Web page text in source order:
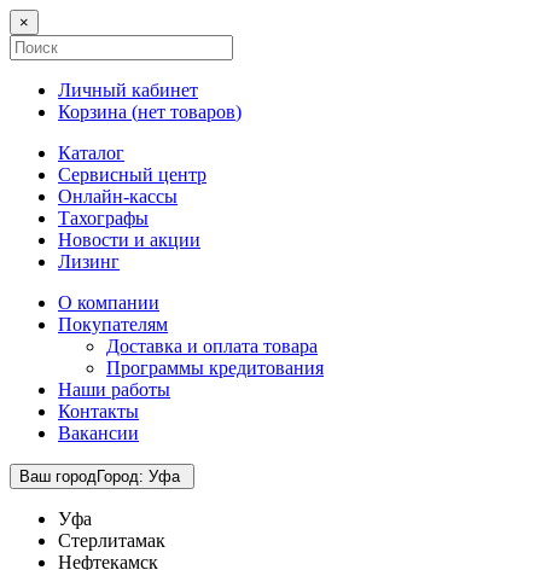
×
Личный кабинет
Корзина (нет товаров)
Каталог
Сервисный центр
Онлайн-кассы
Тахографы
Новости и акции
Лизинг
О компании
Покупателям
Доставка и оплата товара
Программы кредитования
Наши работы
Контакты
Вакансии
Ваш городГород: Уфа
Уфа
Стерлитамак
Нефтекамск